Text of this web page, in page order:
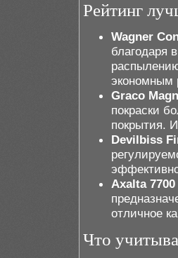
Рейтинг
Wagner
благодаря
экономным
Graco
покраски
покрытия.
Devilbiss
Axalta 7700
отличное
Что